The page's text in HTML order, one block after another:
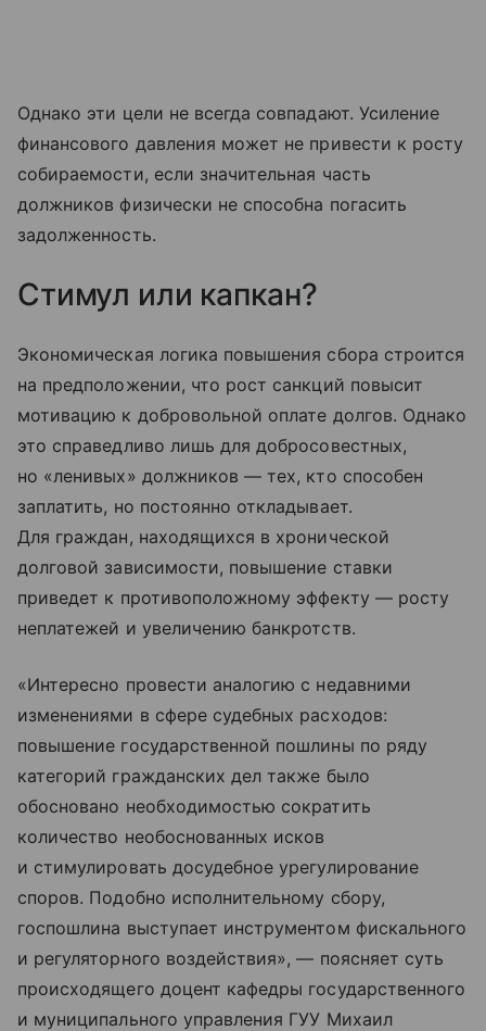
Однако эти цели не всегда совпадают. Усиление
финансового давления может не привести к росту
собираемости, если значительная часть
должников физически не способна погасить
задолженность.
Стимул или капкан?
Экономическая логика повышения сбора строится
на предположении, что рост санкций повысит
мотивацию к добровольной оплате долгов. Однако
это справедливо лишь для добросовестных,
но «ленивых» должников — тех, кто способен
заплатить, но постоянно откладывает.
Для граждан, находящихся в хронической
долговой зависимости, повышение ставки
приведет к противоположному эффекту — росту
неплатежей и увеличению банкротств.
«Интересно провести аналогию с недавними
изменениями в сфере судебных расходов:
повышение государственной пошлины по ряду
категорий гражданских дел также было
обосновано необходимостью сократить
количество необоснованных исков
и стимулировать досудебное урегулирование
споров. Подобно исполнительному сбору,
госпошлина выступает инструментом фискального
и регуляторного воздействия», — поясняет суть
происходящего доцент кафедры государственного
и муниципального управления ГУУ Михаил